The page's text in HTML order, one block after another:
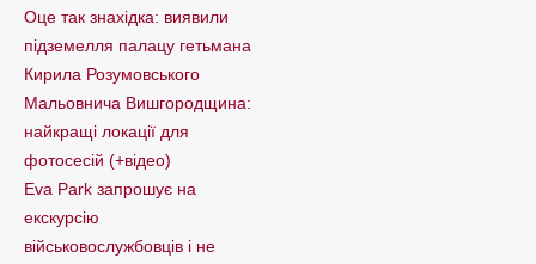
Оце так знахідка: виявили
підземелля палацу гетьмана
Кирила Розумовського
Мальовнича Вишгородщина:
найкращі локації для
фотосесій (+відео)
Eva Park запрошує на
екскурсію
військовослужбовців і не